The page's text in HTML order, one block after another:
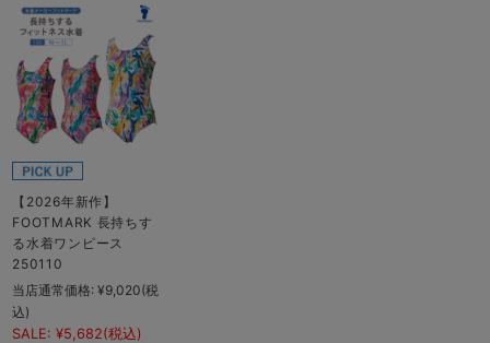
【2026年新作】
FOOTMARK 長持ちす
る水着ワンピース
250110
当店通常価格: ¥9,020(税
込)
SALE: ¥5,682(税込)